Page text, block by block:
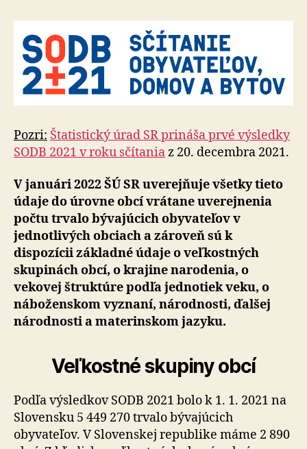
Pozri: Štatistický úrad SR prináša prvé výsledky
SODB 2021 v roku sčítaniaz 20. decembra 2021.
V januári 2022 ŠÚ SR uverejňuje všetky tieto
údaje do úrovne obcí vrátane uverejnenia
počtu trvalo bývajúcich obyvateľov v
jednotlivých obciach a zároveň sú k
dispozícii základné údaje o veľkostných
skupinách obcí, o krajine narodenia, o
vekovej štruktúre podľa jednotiek veku, o
náboženskom vyznaní, národnosti, ďalšej
národnosti a materinskom jazyku.
Veľkostné skupiny obcí
Podľa výsledkov SODB 2021 bolo k 1. 1. 2021 na
Slovensku 5 449 270 trvalo bývajúcich
obyvateľov. V Slovenskej republike máme 2 890